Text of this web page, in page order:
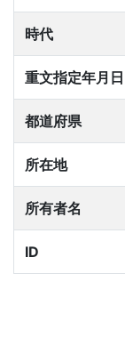
時代
重文指定年月日
都道府県
所在地
所有者名
ID